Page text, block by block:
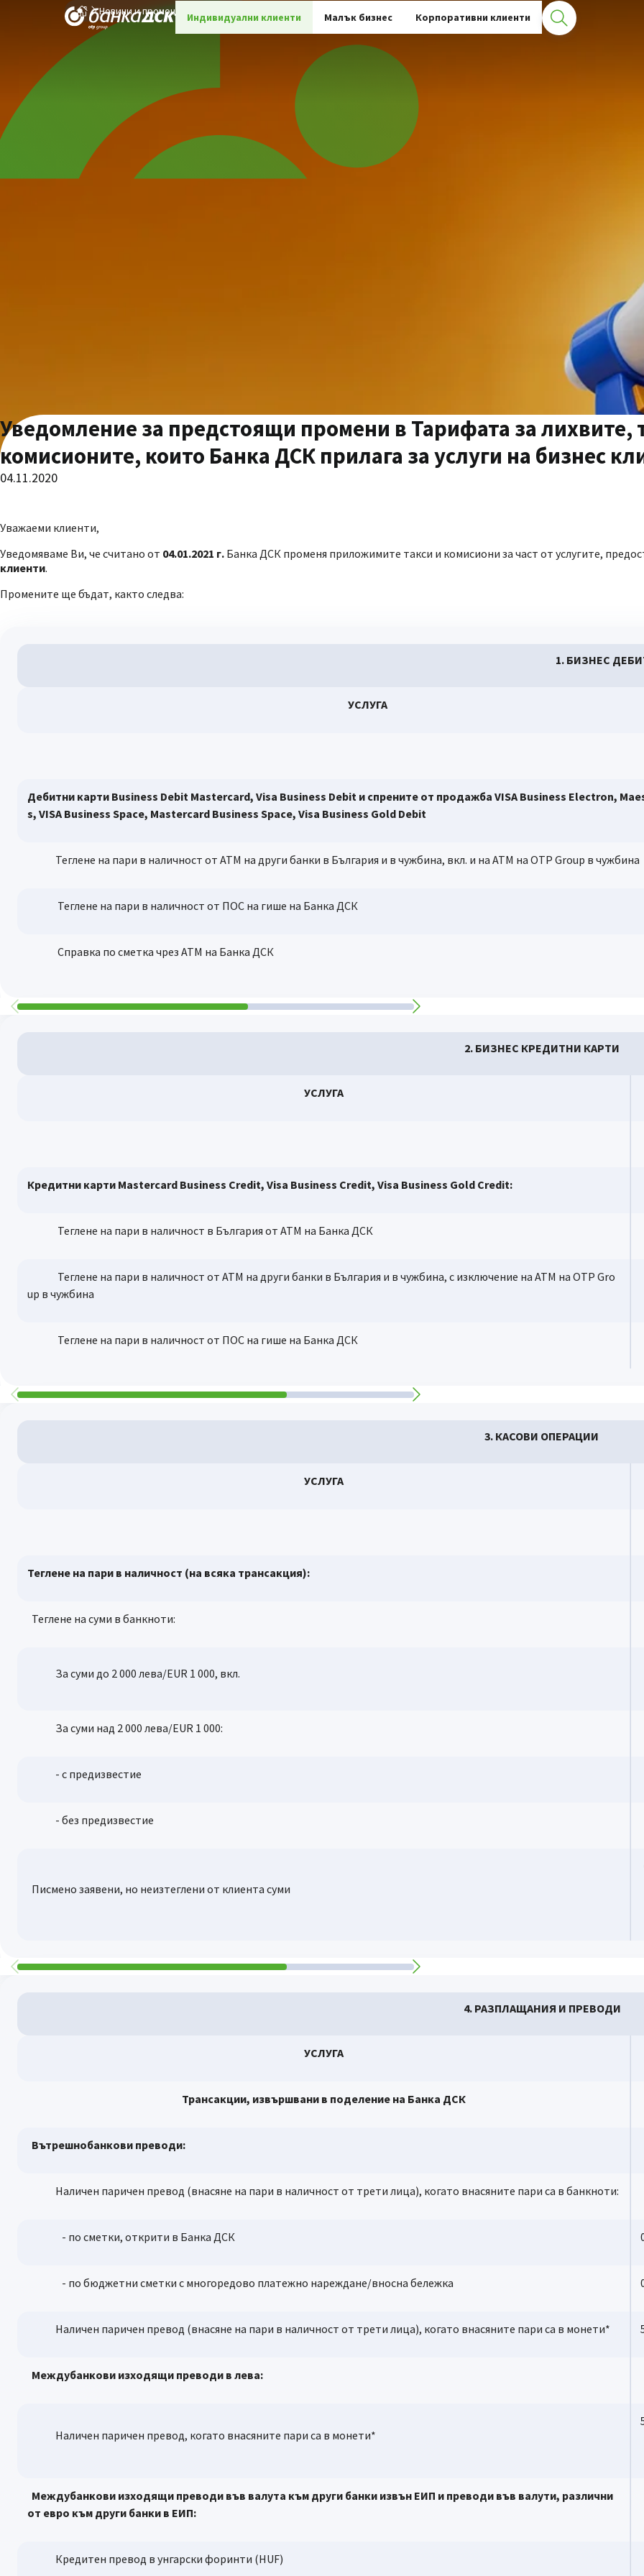
Индивидуални клиенти Малък бизнес Корпоративни клиенти
Новини и промоции
Уведомление за предстоящи промени в Тарифата за лихвите,
комисионите, които Банка ДСК прилага за услуги на бизнес
04.11.2020
Уважаеми клиенти,
Уведомяваме Ви, че считано от 04.01.2021 г. Банка ДСК променя приложимите такси и комисиони за част от услугите,
клиенти.
Промените ще бъдат, както следва:
1. БИЗНЕС
УСЛУГА
Дебитни карти Business Debit Mastercard, Visa Business Debit и спрените от продажба VISA Business Electron,
s, VISA Business Space, Mastercard Business Space, Visa Business Gold Debit
Теглене на пари в наличност от АТМ на други банки в България и в чужбина, вкл. и на АТМ на OTP Group в чужбина
Теглене на пари в наличност от ПОС на гише на Банка ДСК
Справка по сметка чрез АТМ на Банка ДСК
2. БИЗНЕС КРЕДИТНИ КАРТИ
УСЛУГА
Кредитни карти Mastercard Business Credit, Visa Business Credit, Visa Business Gold Credit:
Теглене на пари в наличност в България от АТМ на Банка ДСК
Теглене на пари в наличност от АТМ на други банки в България и в чужбина, с изключение на АТМ на OTP Gro
up в чужбина
Теглене на пари в наличност от ПОС на гише на Банка ДСК
3. КАСОВИ ОПЕРАЦИИ
УСЛУГА
Теглене на пари в наличност (на всяка трансакция):
Теглене на суми в банкноти:
За суми до 2 000 лева/EUR 1 000, вкл.
За суми над 2 000 лева/EUR 1 000:
- с предизвестие
- без предизвестие
Писмено заявени, но неизтеглени от клиента суми
4. РАЗПЛАЩАНИЯ И ПРЕВОДИ
УСЛУГА
Трансакции, извършвани в поделение на Банка ДСК
Вътрешнобанкови преводи:
Наличен паричен превод (внасяне на пари в наличност от трети лица), когато внасяните пари са в банкноти:
- по сметки, открити в Банка ДСК
- по бюджетни сметки с многоредово платежно нареждане/вносна бележка
Наличен паричен превод (внасяне на пари в наличност от трети лица), когато внасяните пари са в монети*
Междубанкови изходящи преводи в лева:
Наличен паричен превод, когато внасяните пари са в монети*
Междубанкови изходящи преводи във валута към други банки извън ЕИП и преводи във валути, различни
от евро към други банки в ЕИП:
Кредитен превод в унгарски форинти (HUF)